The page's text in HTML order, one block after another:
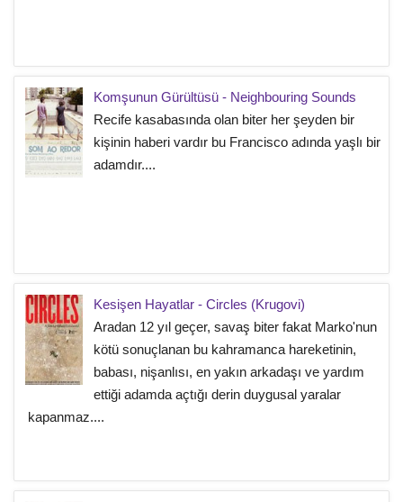
Komşunun Gürültüsü - Neighbouring Sounds
Recife kasabasında olan biter her şeyden bir
kişinin haberi vardır bu Francisco adında yaşlı bir
adamdır....
Kesişen Hayatlar - Circles (Krugovi)
Aradan 12 yıl geçer, savaş biter fakat Marko'nun
kötü sonuçlanan bu kahramanca hareketinin,
babası, nişanlısı, en yakın arkadaşı ve yardım
ettiği adamda açtığı derin duygusal yaralar
kapanmaz....